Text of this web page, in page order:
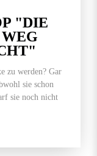
"DIE
zu werden? Gar
sie schon
sie noch nicht